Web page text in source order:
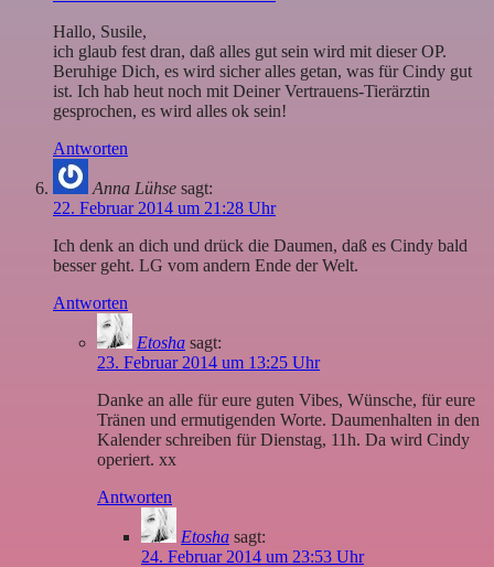
Hallo, Susile,
ich glaub fest dran, daß alles gut sein wird mit dieser OP.
Beruhige Dich, es wird sicher alles getan, was für Cindy gut
ist. Ich hab heut noch mit Deiner Vertrauens-Tierärztin
gesprochen, es wird alles ok sein!
Antworten
Anna Lühse sagt:
22. Februar 2014 um 21:28 Uhr
Ich denk an dich und drück die Daumen, daß es Cindy bald
besser geht. LG vom andern Ende der Welt.
Antworten
Etosha sagt:
23. Februar 2014 um 13:25 Uhr
Danke an alle für eure guten Vibes, Wünsche, für eure
Tränen und ermutigenden Worte. Daumenhalten in den
Kalender schreiben für Dienstag, 11h. Da wird Cindy
operiert. xx
Antworten
Etosha sagt:
24. Februar 2014 um 23:53 Uhr